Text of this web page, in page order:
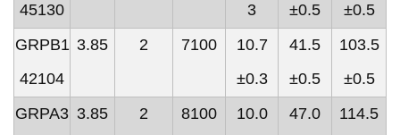
45130
3
±0.5
±0.5
GRPB1
42104
3.85 2 7100
10.7
±0.3
41.5
±0.5
103.5
±0.5
GRPA3 3.85 2 8100
10.0
47.0
114.5